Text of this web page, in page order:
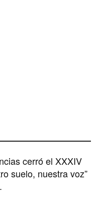
cerró el XXXIV
suelo, nuestra voz”